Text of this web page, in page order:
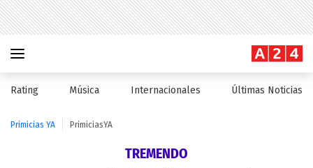
Rating Música Internacionales Últimas Noticias
Primicias YA PrimiciasYA
TREMENDO